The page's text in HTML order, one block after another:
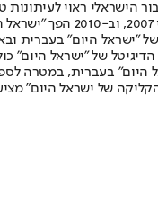
ראוי לעיתונות
תשלום. המהדורה
של "ישראל היום"
היום" בעברית,
של ישראל היום"